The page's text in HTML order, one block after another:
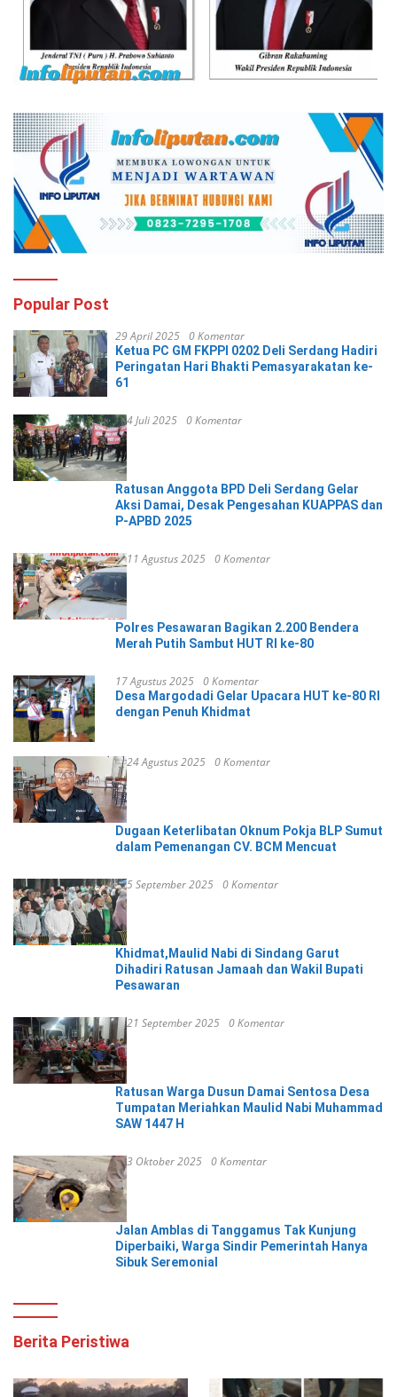
Popular Post
29 April 2025 0 Komentar
Ketua PC GM FKPPI 0202 Deli Serdang Hadiri
Peringatan Hari Bhakti Pemasyarakatan ke-
61
4 Juli 2025 0 Komentar
Ratusan Anggota BPD Deli Serdang Gelar
Aksi Damai, Desak Pengesahan KUAPPAS dan
P-APBD 2025
11 Agustus 2025 0 Komentar
Polres Pesawaran Bagikan 2.200 Bendera
Merah Putih Sambut HUT RI ke-80
17 Agustus 2025 0 Komentar
Desa Margodadi Gelar Upacara HUT ke-80 RI
dengan Penuh Khidmat
24 Agustus 2025 0 Komentar
Dugaan Keterlibatan Oknum Pokja BLP Sumut
dalam Pemenangan CV. BCM Mencuat
5 September 2025 0 Komentar
Khidmat,Maulid Nabi di Sindang Garut
Dihadiri Ratusan Jamaah dan Wakil Bupati
Pesawaran
21 September 2025 0 Komentar
Ratusan Warga Dusun Damai Sentosa Desa
Tumpatan Meriahkan Maulid Nabi Muhammad
SAW 1447 H
3 Oktober 2025 0 Komentar
Jalan Amblas di Tanggamus Tak Kunjung
Diperbaiki, Warga Sindir Pemerintah Hanya
Sibuk Seremonial
Berita Peristiwa